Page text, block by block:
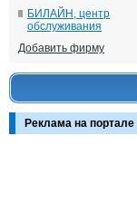
БИЛАЙН, центр
обслуживания
Добавить фирму
Реклама на портале